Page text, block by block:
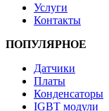
Услуги
Контакты
ПОПУЛЯРНОЕ
Датчики
Платы
Конденсаторы
IGBT модули